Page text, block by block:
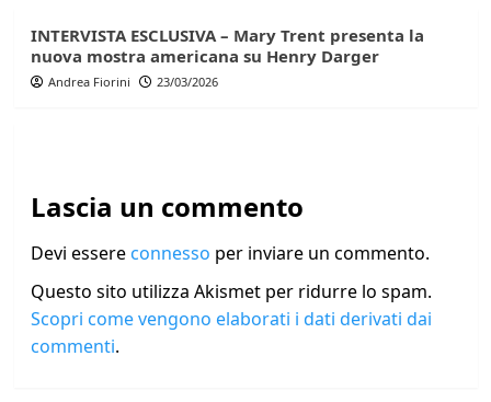
INTERVISTA ESCLUSIVA – Mary Trent presenta la
nuova mostra americana su Henry Darger
Andrea Fiorini 23/03/2026
Lascia un commento
Devi essere connesso per inviare un commento.
Questo sito utilizza Akismet per ridurre lo spam.
Scopri come vengono elaborati i dati derivati dai
commenti.